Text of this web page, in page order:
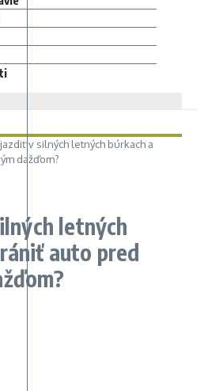
v silných letných búrkach a
dažďom?
letných
auto pred